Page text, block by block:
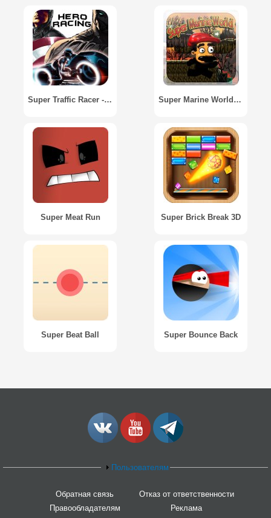
Super Traffic Racer - Heroes Car Super Marine World Run
Super Meat Run Super Brick Break 3D
Super Beat Ball Super Bounce Back
Пользователям
Обратная связь
Отказ от ответственности
Правообладателям
Реклама